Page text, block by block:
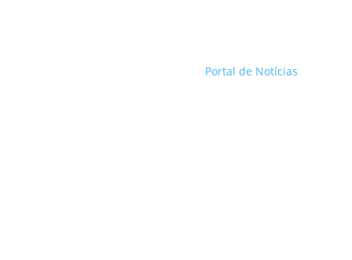
Portal de Notícias